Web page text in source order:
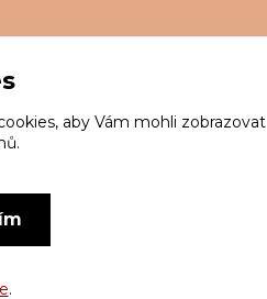
aby Vám mohli zobrazovat
.